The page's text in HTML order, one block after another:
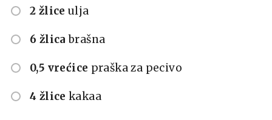
2 žlice ulja
6 žlica brašna
0,5 vrećice praška za pecivo
4 žlice kakaa